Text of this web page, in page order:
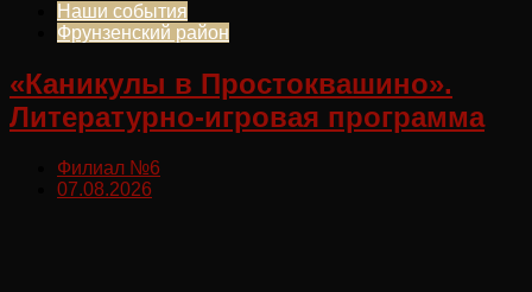
Наши события
Фрунзенский район
«Каникулы в Простоквашино».
Литературно-игровая программа
Филиал №6
07.08.2026